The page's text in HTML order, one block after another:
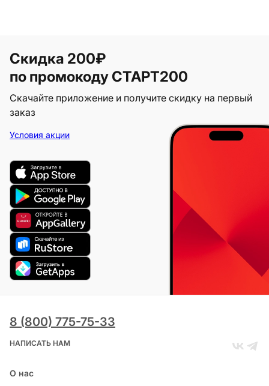
Скидка 200₽
по промокоду СТАРТ200
Скачайте приложение и получите скидку на первый
заказ
Условия акции
8 (800) 775-75-33
НАПИСАТЬ НАМ
О нас